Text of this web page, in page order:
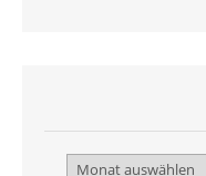
Archiv